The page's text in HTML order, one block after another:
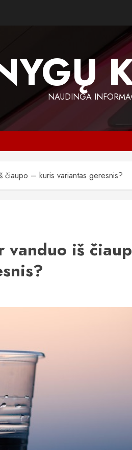
NAUDINGA
čiaupo – kuris variantas geresnis?
vanduo iš